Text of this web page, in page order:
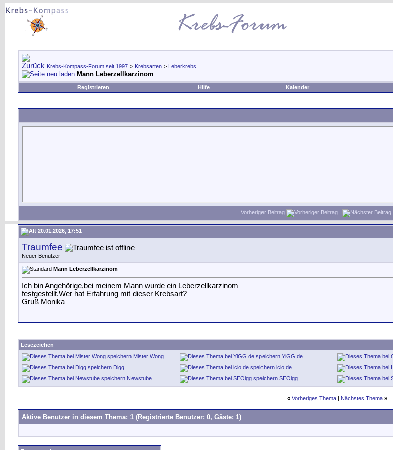
Krebs-Kompass-Forum seit 1997 > Krebsarten > Leberkrebs
Mann Leberzellkarzinom
Registrieren Hilfe Kalender
Vorheriger Beitrag
20.01.2026, 17:51
Traumfee
Neuer Benutzer
Mann Leberzellkarzinom
Ich bin Angehörige,bei meinem Mann wurde ein Leberzellkarzinom
festgestellt.Wer hat Erfahrung mit dieser Krebsart?
Gruß Monika
Lesezeichen
Mister Wong
YiGG.de
Digg
icio.de
Newstube
SEOigg
« Vorheriges Thema | Nächstes Thema »
Aktive Benutzer in diesem Thema: 1 (Registrierte Benutzer: 0, Gäste: 1)